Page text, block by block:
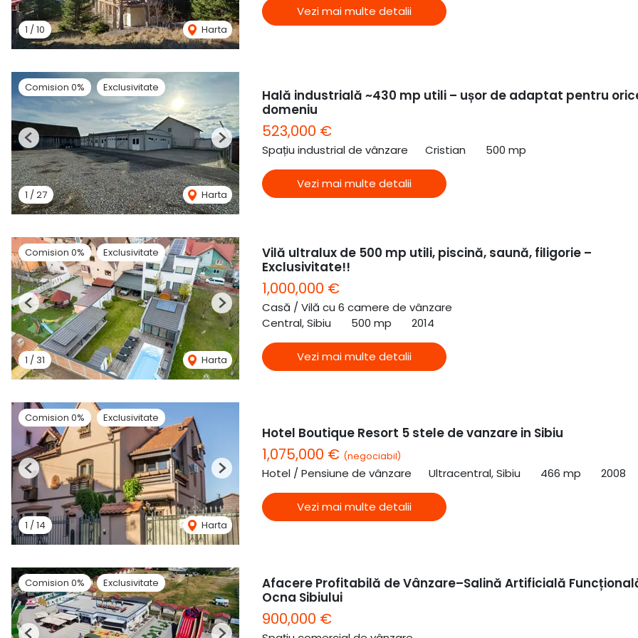
1 /10 Harta
Vezi mai multe detalii
Comision 0% Exclusivitate
1 /27 Harta
Previous Next
Hală industrială ~430 mp utili – ușor de adaptat pentru
domeniu
523,000 €
Spațiu industrial de vânzare Cristian 500 mp
Vezi mai multe detalii
Comision 0% Exclusivitate
1 / 31 Harta
Previous Next
Vilă ultralux de 500 mp utili, piscină, saună, filigorie –
Exclusivitate!!
1,000,000 €
Casă / Vilă cu 6 camere de vânzare
Central, Sibiu
500 mp 2014
Vezi mai multe detalii
Comision 0% Exclusivitate
1 /14 Harta
Previous Next
Hotel Boutique Resort 5 stele de vanzare in Sibiu
1,075,000 € (negociabil)
Hotel / Pensiune de vânzare Ultracentral, Sibiu 466 mp 2008
Vezi mai multe detalii
Comision 0% Exclusivitate
Afacere Profitabilă de Vânzare–Salină Artificială
Ocna Sibiului
900,000 €